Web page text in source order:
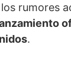
rumores
.